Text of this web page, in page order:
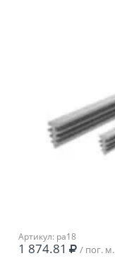
Артикул: pa18
1 874.81 / пог. м.